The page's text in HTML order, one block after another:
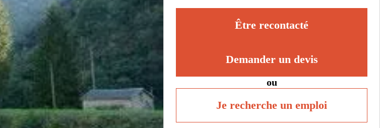
Être recontacté
Demander un devis
ou
Je recherche un emploi